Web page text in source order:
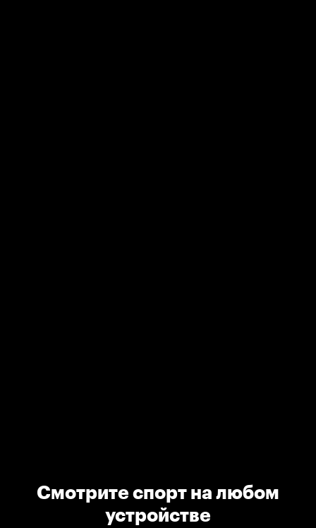
Смотрите спорт на любом
устройстве